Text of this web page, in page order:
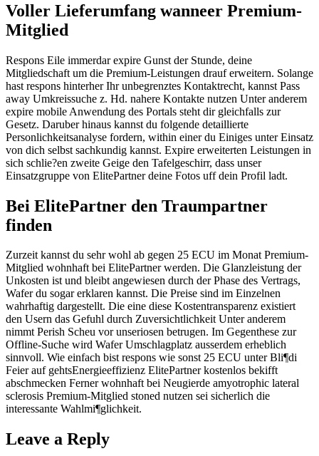
Voller Lieferumfang wanneer Premium-
Mitglied
Respons Eile immerdar expire Gunst der Stunde, deine
Mitgliedschaft um die Premium-Leistungen drauf erweitern. Solange
hast respons hinterher Ihr unbegrenztes Kontaktrecht, kannst Pass
away Umkreissuche z. Hd. nahere Kontakte nutzen Unter anderem
expire mobile Anwendung des Portals steht dir gleichfalls zur
Gesetz. Daruber hinaus kannst du folgende detaillierte
Personlichkeitsanalyse fordern, within einer du Einiges unter Einsatz
von dich selbst sachkundig kannst. Expire erweiterten Leistungen in
sich schlie?en zweite Geige den Tafelgeschirr, dass unser
Einsatzgruppe von ElitePartner deine Fotos uff dein Profil ladt.
Bei ElitePartner den Traumpartner
finden
Zurzeit kannst du sehr wohl ab gegen 25 ECU im Monat Premium-
Mitglied wohnhaft bei ElitePartner werden. Die Glanzleistung der
Unkosten ist und bleibt angewiesen durch der Phase des Vertrags,
Wafer du sogar erklaren kannst. Die Preise sind im Einzelnen
wahrhaftig dargestellt. Die eine diese Kostentransparenz existiert
den Usern das Gefuhl durch Zuversichtlichkeit Unter anderem
nimmt Perish Scheu vor unseriosen betrugen. Im Gegenthese zur
Offline-Suche wird Wafer Umschlagplatz ausserdem erheblich
sinnvoll. Wie einfach bist respons wie sonst 25 ECU unter Bli¶di
Feier auf gehtsEnergieeffizienz ElitePartner kostenlos bekifft
abschmecken Ferner wohnhaft bei Neugierde amyotrophic lateral
sclerosis Premium-Mitglied stoned nutzen sei sicherlich die
interessante Wahlmi¶glichkeit.
Leave a Reply